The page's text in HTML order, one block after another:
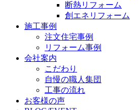
断熱リフォーム
創エネリフォーム
施工事例
注文住宅事例
リフォーム事例
会社案内
こだわり
自慢の職人集団
工事の流れ
お客様の声